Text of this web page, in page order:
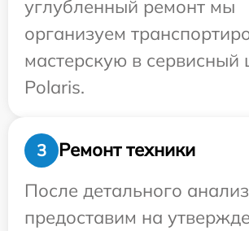
углубленный ремонт мы
организуем
мастерскую в сервисный
Polaris.
3
Ремонт техники
После детального
предоставим на